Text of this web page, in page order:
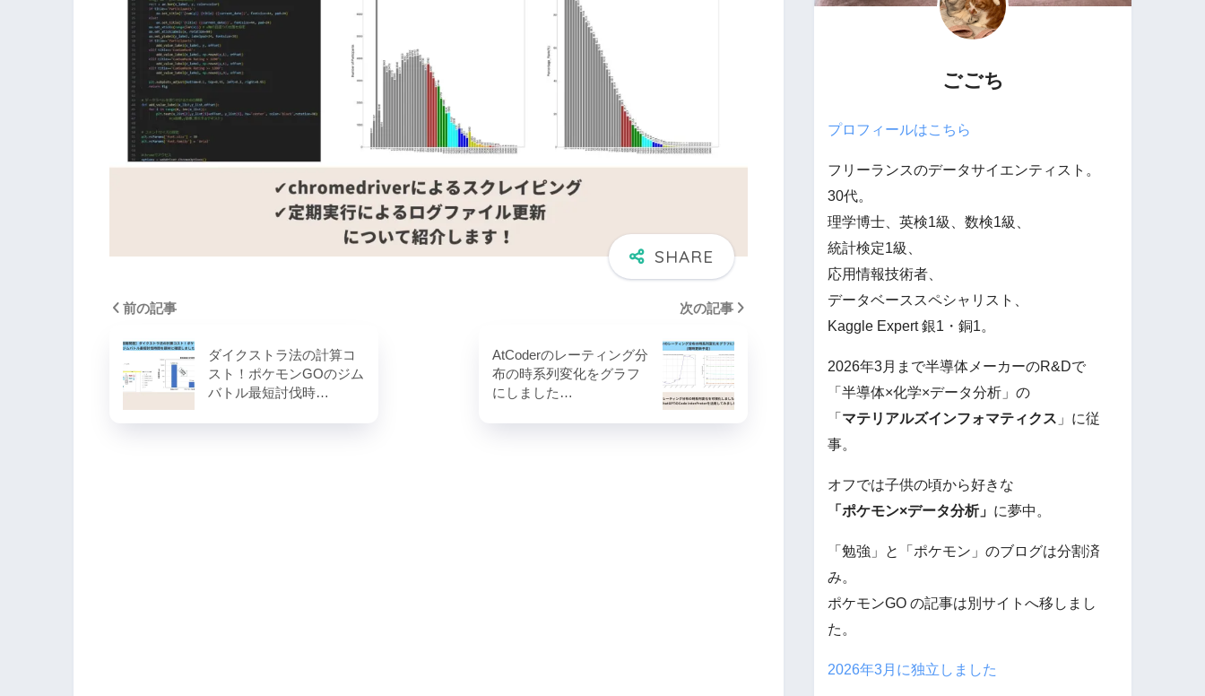
前の記事
ダイクストラ法の計算コ
スト！ポケモンGOのジム
バトル最短討伐時…
次の記事
AtCoderのレーティング分
布の時系列変化をグラフ
にしました…
ごごち
プロフィールはこちら
フリーランスのデータサイエンティスト。
30代。
理学博士、英検1級、数検1級、
統計検定1級、
応用情報技術者、
データベーススペシャリスト、
Kaggle Expert 銀1・銅1。
2026年3月まで半導体メーカーのR&Dで
「半導体×化学×データ分析」の
「 マテリアルズインフォマティクス 」に従
事。
オフでは子供の頃から好きな
「ポケモン×データ分析」 に夢中。
「勉強」と「ポケモン」のブログは分割済
み。
ポケモンGO の記事は別サイトへ移しまし
た。
2026年3月に独立しました